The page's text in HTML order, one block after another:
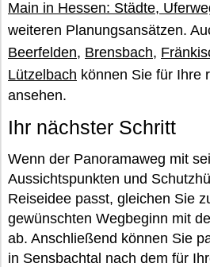
Main in Hessen: Städte,
weiteren Planungsansätzen.
Beerfelden, Brensbach,
Lützelbach können Sie für Ihre
ansehen.
Ihr nächster Schritt
Wenn der Panoramaweg mit
Aussichtspunkten und
Reiseidee passt, gleichen Sie
gewünschten Wegbeginn mit
ab. Anschließend können Sie
in Sensbachtal nach dem für